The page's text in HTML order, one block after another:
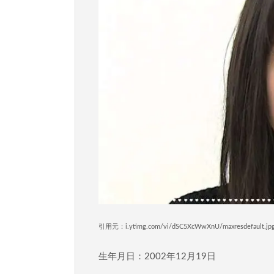
引用元：i.ytimg.com/vi/dSC5XcWwXnU/
生年月日：2002年12月19日